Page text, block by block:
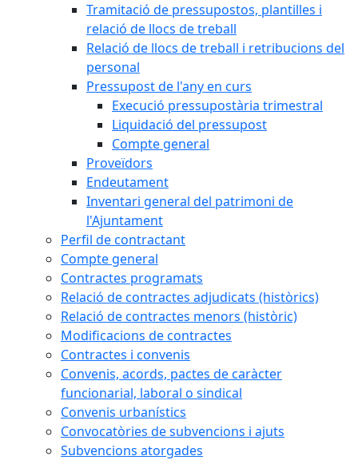
Tramitació de pressupostos, plantilles i
relació de llocs de treball
Relació de llocs de treball i retribucions del
personal
Pressupost de l'any en curs
Execució pressupostària trimestral
Liquidació del pressupost
Compte general
Proveïdors
Endeutament
Inventari general del patrimoni de
l'Ajuntament
Perfil de contractant
Compte general
Contractes programats
Relació de contractes adjudicats (històrics)
Relació de contractes menors (històric)
Modificacions de contractes
Contractes i convenis
Convenis, acords, pactes de caràcter
funcionarial, laboral o sindical
Convenis urbanístics
Convocatòries de subvencions i ajuts
Subvencions atorgades